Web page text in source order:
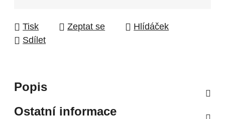
Tisk Zeptat se
Hlídáček
Sdílet
Popis
Ostatní informace